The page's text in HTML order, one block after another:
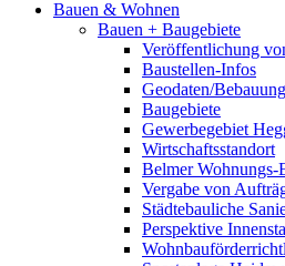
Bauen & Wohnen
Bauen + Baugebiete
Veröffentlichung
Baustellen-Infos
Geodaten/
Baugebiete
Gewerbegebiet
Wirtschaftsstandort
Belmer Wohnungs-
Vergabe von
Städtebauliche
Perspektive